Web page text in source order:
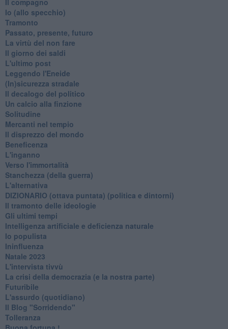
​Io (allo specchio)
Tramonto
Passato, presente, futuro
La virtù del non fare
Il giorno dei saldi
L'ultimo post
Leggendo l'Eneide
​(In)sicurezza stradale
Il decalogo del politico
Un calcio alla finzione
Solitudine
Mercanti nel tempio
Il disprezzo del mondo
Beneficenza
L'inganno
Verso l'immortalità
Stanchezza (della guerra)
L'alternativa
​DIZIONARIO (ottava puntata) (politica e dintorni)
Il tramonto delle ideologie
Gli ultimi tempi
Intelligenza artificiale e deficienza naturale
Io populista
Ininfluenza
Natale 2023
L'intervista tivvù
La crisi della democrazia (e la nostra parte)
Futuribile
L'assurdo (quotidiano)
Il Blog "Sorridendo"
Tolleranza